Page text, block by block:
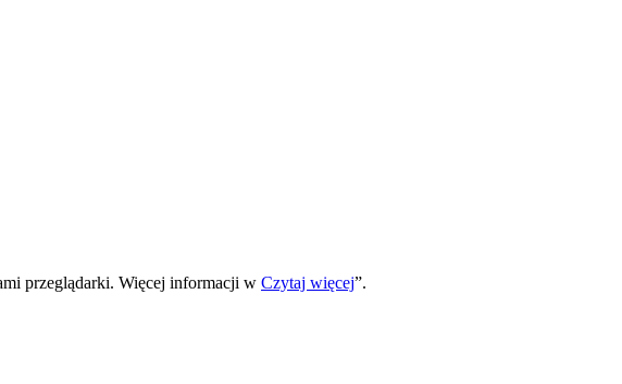
przeglądarki. Więcej informacji w Czytaj więcej”.